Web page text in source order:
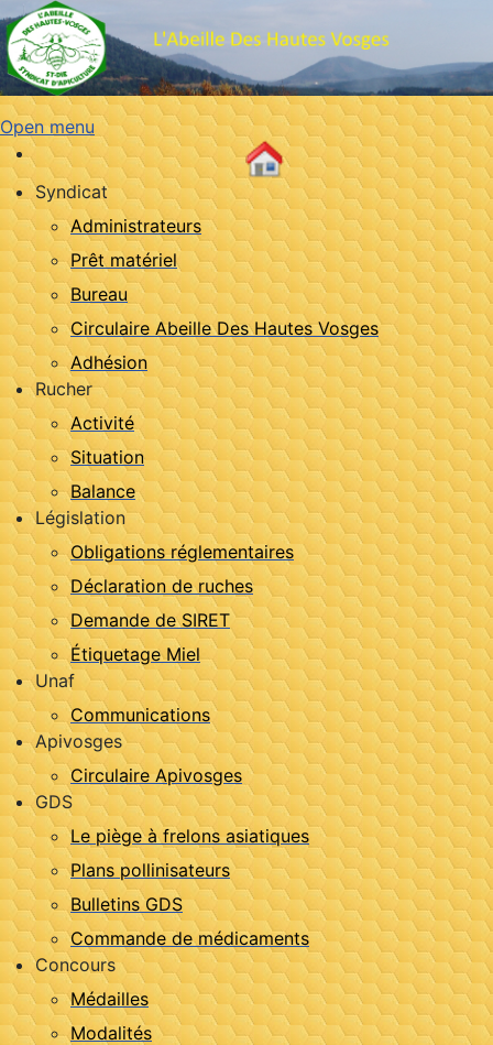
Open menu
Syndicat
Administrateurs
Prêt matériel
Bureau
Circulaire Abeille Des Hautes Vosges
Adhésion
Rucher
Activité
Situation
Balance
Législation
Obligations réglementaires
Déclaration de ruches
Demande de SIRET
Étiquetage Miel
Unaf
Communications
Apivosges
Circulaire Apivosges
GDS
Le piège à frelons asiatiques
Plans pollinisateurs
Bulletins GDS
Commande de médicaments
Concours
Médailles
Modalités